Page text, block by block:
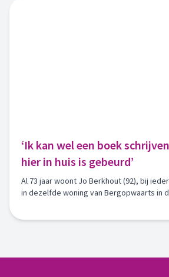
‘Ik kan wel een boek schrijven over alles wat
hier in huis is gebeurd’
Al 73 jaar woont Jo Berkhout (92), bij
in dezelfde woning van Bergopwaarts in